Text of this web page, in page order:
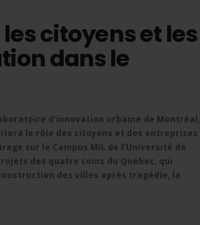
citoyens et les
dans le
d’innovation urbaine de Montréal,
le rôle des citoyens et des entreprises
sur le Campus MIL de l’Université de
des quatre coins du Québec, qui
des villes après tragédie, la